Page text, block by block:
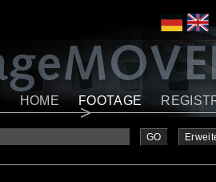
HOME FOOTAGE
GO